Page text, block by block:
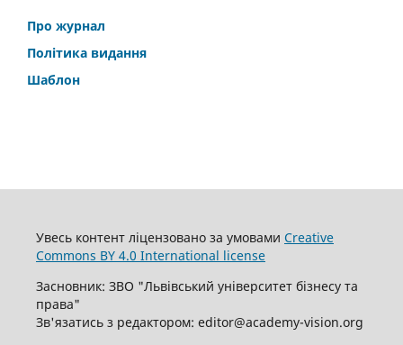
Про журнал
Політика видання
Шаблон
Увесь контент ліцензовано за умовами Creative
Commons BY 4.0 International license
Засновник: ЗВО "Львівський університет бізнесу та
права"
Зв'язатись з редактором: editor@academy-vision.org